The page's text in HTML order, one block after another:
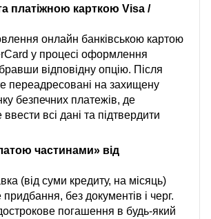
платіжною карткою Visa /
онлайн банківською картою
у процесі оформлення
відповідну опцію. Після
переадресовані на захищену
безпечних платежів, де
всі дані та підтвердити
частинами» від
(від суми кредиту, на місяць)
без документів і черг.
погашення в будь-який